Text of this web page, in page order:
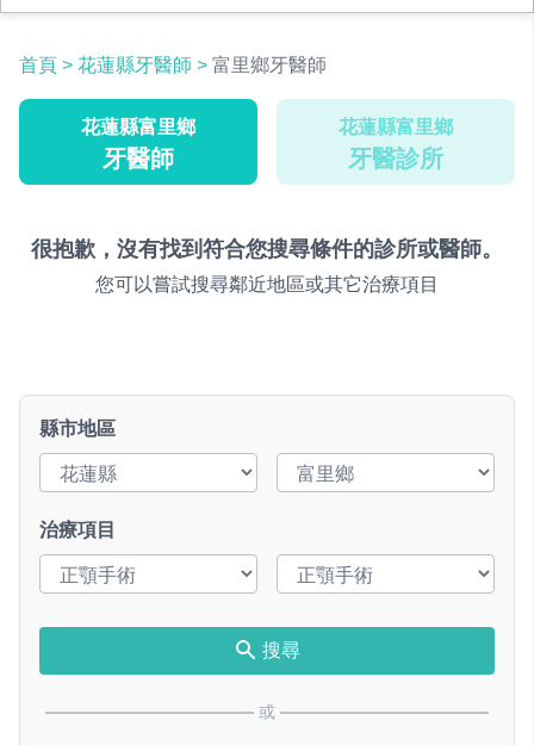
首頁 > 花蓮縣牙醫師 > 富里鄉牙醫師
花蓮縣富里鄉
牙醫師
花蓮縣富里鄉
牙醫診所
很抱歉，沒有找到符合您搜尋條件的診所或醫師。
您可以嘗試搜尋鄰近地區或其它治療項目
縣市地區
治療項目
搜尋
或